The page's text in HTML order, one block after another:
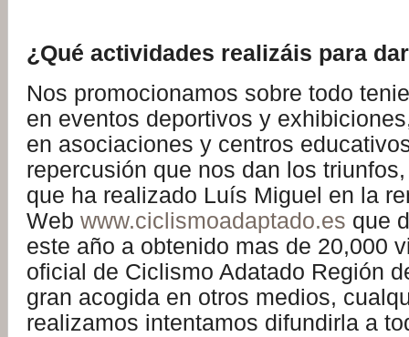
¿Qué actividades realizáis para
Nos promocionamos sobre todo
en eventos deportivos y
en asociaciones y centros
repercusión que nos dan los
que ha realizado Luís Miguel en la
Web www.ciclismoadaptado.es que
este año a obtenido mas de 20,000
oficial de Ciclismo Adatado Región
gran acogida en otros medios,
realizamos intentamos difundirla a